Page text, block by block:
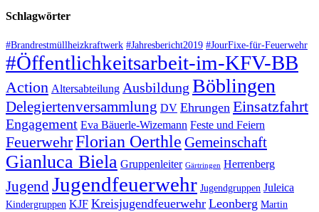
Schlagwörter
#Brandrestmüllheizkraftwerk #Jahresbericht2019 #JourFixe-für-Feuerwehr
#Öffentlichkeitsarbeit-im-KFV-BB
Action Altersabteilung Ausbildung Böblingen
Delegiertenversammlung DV Ehrungen Einsatzfahrt
Engagement Eva Bäuerle-Wizemann Feste und Feiern
FeuerwehrFlorian Oerthle Gemeinschaft
Gianluca Biela Gruppenleiter Gärtringen Herrenberg
Jugend Jugendfeuerwehr Jugendgruppen Juleica
Kindergruppen KJF Kreisjugendfeuerwehr Leonberg Martin